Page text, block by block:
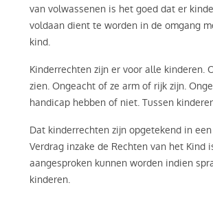
van volwassenen is het goed dat er
voldaan dient te worden in de omgang
kind.
Kinderrechten zijn er voor alle kinderen.
zien. Ongeacht of ze arm of rijk zijn.
handicap hebben of niet. Tussen
Dat kinderrechten zijn opgetekend in
Verdrag inzake de Rechten van het
aangesproken kunnen worden indien
kinderen.